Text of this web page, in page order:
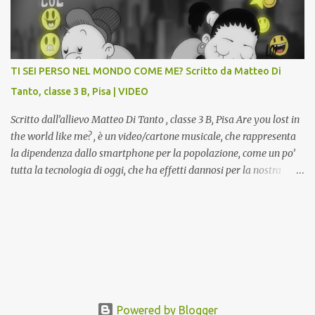
potranno studiare e riscoprire: i Gessi storici dell’ex-Istituto d’Arte,
attualmente musealizzati nella Gipsoteca della Biblioteca
Comunale "Peppino Impastato" di Cascina. Quadri, disegni,
progetti di arredamento e di mobili, intarsi ed intagli lignei
da allievi e studenti dell’Istituto d’Arte durante il...
TI SEI PERSO NEL MONDO COME ME? Scritto da Matteo Di
Tanto, classe 3 B, Pisa | VIDEO
Scritto dall’allievo Matteo Di Tanto , classe 3 B, Pisa Are you lost in
the world like me? , è un video/cartone musicale, che rappresenta
la dipendenza dallo smartphone per la popolazione, come un po’
tutta la tecnologia di oggi, che ha effetti dannosi per la nostra
valori umani, fatti di rapporti sociali, come amicizia, amore,
Powered by Blogger